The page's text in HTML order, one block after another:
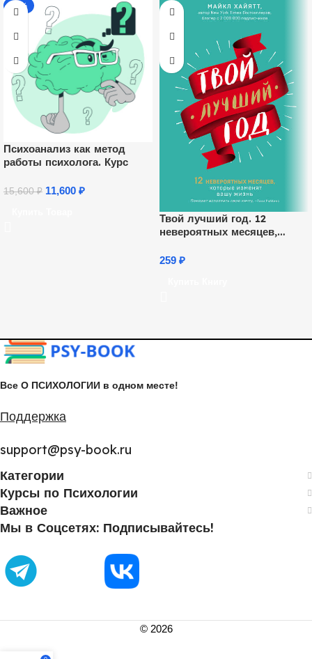
-26%
Психоанализ как метод
работы психолога. Курс
15,600₽ 11,600 ₽
Твой лучший год. 12
невероятных месяцев,
жизнь
259 ₽
Все О ПСИХОЛОГИИ в одном месте!
Поддержка
support@psy-book.ru
Категории
Курсы по Психологии
Важное
Мы в Соцсетях: Подписывайтесь!
© 2026